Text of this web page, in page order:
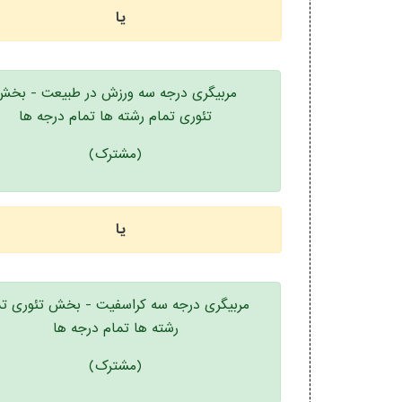
یا
مربیگری درجه سه ورزش در طبیعت -
تئوری تمام رشته ها تمام درجه ها
(مشترک)
یا
مربیگری درجه سه کراسفیت - بخش تئوری
رشته ها تمام درجه ها
(مشترک)